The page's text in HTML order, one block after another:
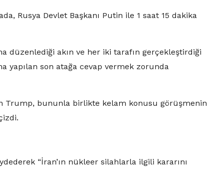
Rusya Devlet Başkanı Putin ile 1 saat 15 dakika
düzenlediği akın ve her iki tarafın gerçekleştirdiği
yapılan son atağa cevap vermek zorunda
Trump, bununla birlikte kelam konusu görüşmenin
“İran’ın nükleer silahlarla ilgili kararını